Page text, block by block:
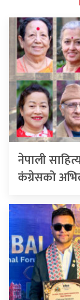
नेपाली
कंग्रेसको